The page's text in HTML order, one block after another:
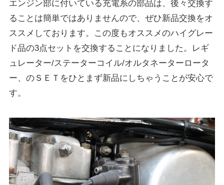
エンジン部に付いている充電系の部品は、後々交換す
ることは簡単ではありませんので、ぜひ新品交換をオ
ススメしております。この度もオススメのハイグレー
ド品の3点セットを交換することになりました。レギ
ュレーター/ステーターコイル/オルタネーターロータ
ー、のＳＥＴをひとまず新品にしちゃうことが安心で
す。